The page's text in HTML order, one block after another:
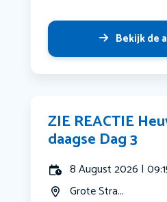
Bekijk de
ZIE REACTIE
daagse Dag 3
8 August 2026 |
Grote Stra...